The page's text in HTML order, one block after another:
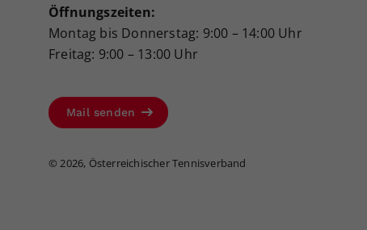
Öffnungszeiten:
Montag bis Donnerstag: 9:00 – 14:00 Uhr
Freitag: 9:00 – 13:00 Uhr
Mail senden
© 2026, Österreichischer Tennisverband